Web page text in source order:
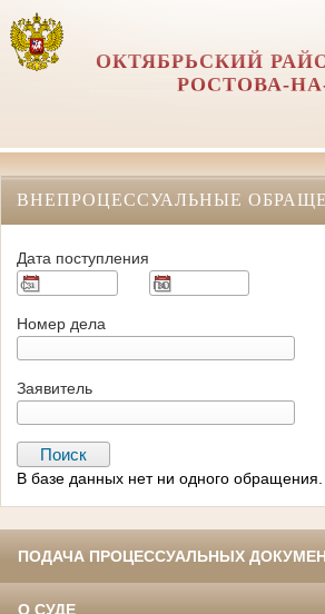
ОКТЯБРЬСКИЙ
РОСТОВА-
ВНЕПРОЦЕССУАЛЬНЫЕ
Дата поступления
Номер дела
Заявитель
В базе данных нет ни одного обращения.
ПОДАЧА ПРОЦЕССУАЛЬНЫХ
О СУДЕ